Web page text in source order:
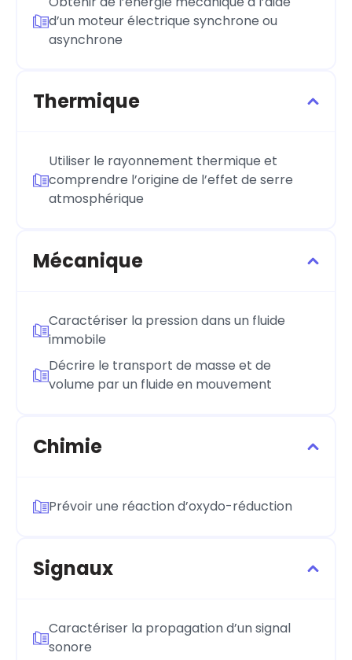
d’un moteur électrique synchrone ou
asynchrone
Thermique
Utiliser le rayonnement thermique et
comprendre l’origine de l’effet de serre
atmosphérique
Mécanique
Caractériser la pression dans un fluide
immobile
Décrire le transport de masse et de
volume par un fluide en mouvement
Chimie
Prévoir une réaction d’oxydo-réduction
Signaux
Caractériser la propagation d’un signal
sonore